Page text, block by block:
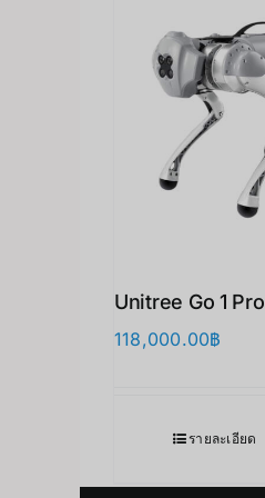
Unitree Go 1 Pro
118,000.00฿
รายละเอียด